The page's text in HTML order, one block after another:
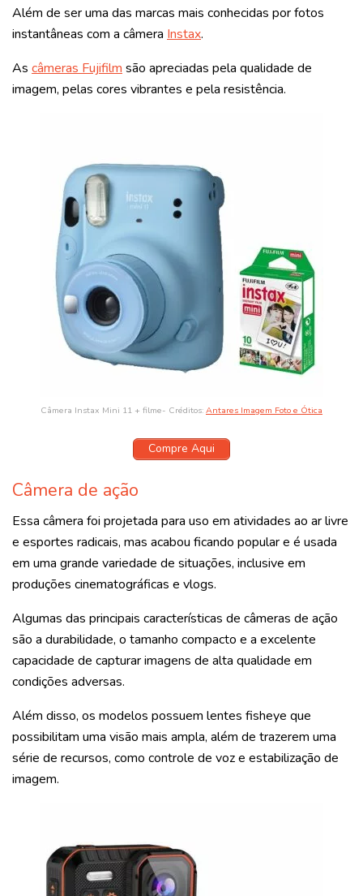
Além de ser uma das marcas mais conhecidas por fotos
instantâneas com a câmera Instax.
As câmeras Fujifilmsão apreciadas pela qualidade de
imagem, pelas cores vibrantes e pela resistência.
Câmera Instax Mini 11 + filme- Créditos: Antares Imagem Foto e Ótica
Compre Aqui
Câmera de ação
Essa câmera foi projetada para uso em atividades ao ar livre
e esportes radicais, mas acabou ficando popular e é usada
em uma grande variedade de situações, inclusive em
produções cinematográficas e vlogs.
Algumas das principais características de câmeras de ação
são a durabilidade, o tamanho compacto e a excelente
capacidade de capturar imagens de alta qualidade em
condições adversas.
Além disso, os modelos possuem lentes fisheye que
possibilitam uma visão mais ampla, além de trazerem uma
série de recursos, como controle de voz e estabilização de
imagem.